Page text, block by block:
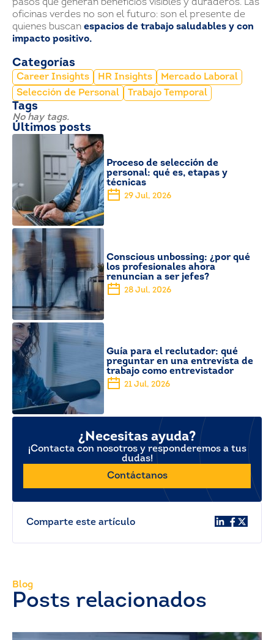
pasos que generan beneficios visibles y duraderos. Las
oficinas verdes no son el futuro: son el presente de
quienes buscan espacios de trabajo saludables y con
impacto positivo.
Categorías
Career Insights HR Insights
Mercado Laboral
Selección de Personal
Trabajo Temporal
Tags
No hay tags.
Últimos posts
Proceso de selección de
personal: qué es, etapas y
técnicas
29 Jul, 2026
Conscious unbossing: ¿por qué
los profesionales ahora
renuncian a ser jefes?
28 Jul, 2026
Guía para el reclutador: qué
preguntar en una entrevista de
trabajo como entrevistador
21 Jul, 2026
¿Necesitas ayuda?
¡Contacta con nosotros y responderemos a tus
dudas!
Contáctanos
Comparte este artículo
Blog
Posts relacionados